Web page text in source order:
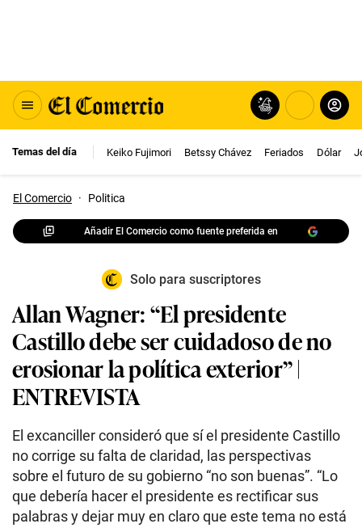
Temas del día Keiko Fujimori Betssy Chávez Feriados Dólar
El Comercio · Politica
Añadir El Comercio como fuente preferida en
Solo para suscriptores
Allan Wagner: “El presidente
Castillo debe ser cuidadoso de no
erosionar la política exterior” |
ENTREVISTA
El excanciller consideró que sí el presidente Castillo
no corrige su falta de claridad, las perspectivas
sobre el futuro de su gobierno “no son buenas”. “Lo
que debería hacer el presidente es rectificar sus
palabras y dejar muy en claro que este tema no está